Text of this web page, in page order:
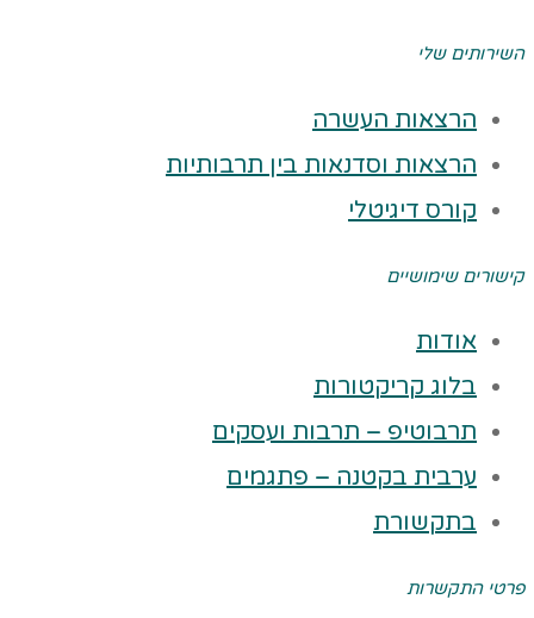
השירותים שלי
הרצאות העשרה
הרצאות וסדנאות בין תרבותיות
קורס דיגיטלי
קישורים שימושיים
אודות
בלוג קריקטורות
תרבוטיפ – תרבות ועסקים
ערבית בקטנה – פתגמים
בתקשורת
פרטי התקשרות